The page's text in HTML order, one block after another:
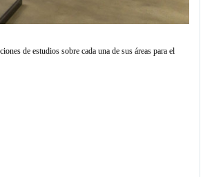
de estudios sobre cada una de sus áreas para el